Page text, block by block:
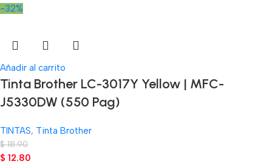
-32%
Añadir al carrito
Tinta Brother LC-3017Y Yellow | MFC-
J5330DW (550 Pag)
TINTAS, Tinta Brother
$18.90
$ 12.80